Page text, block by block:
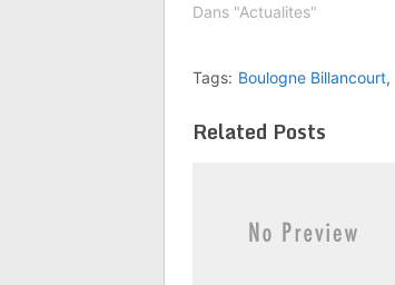
Dans "Actualites"
Tags: Boulogne Billancourt,
Related Posts